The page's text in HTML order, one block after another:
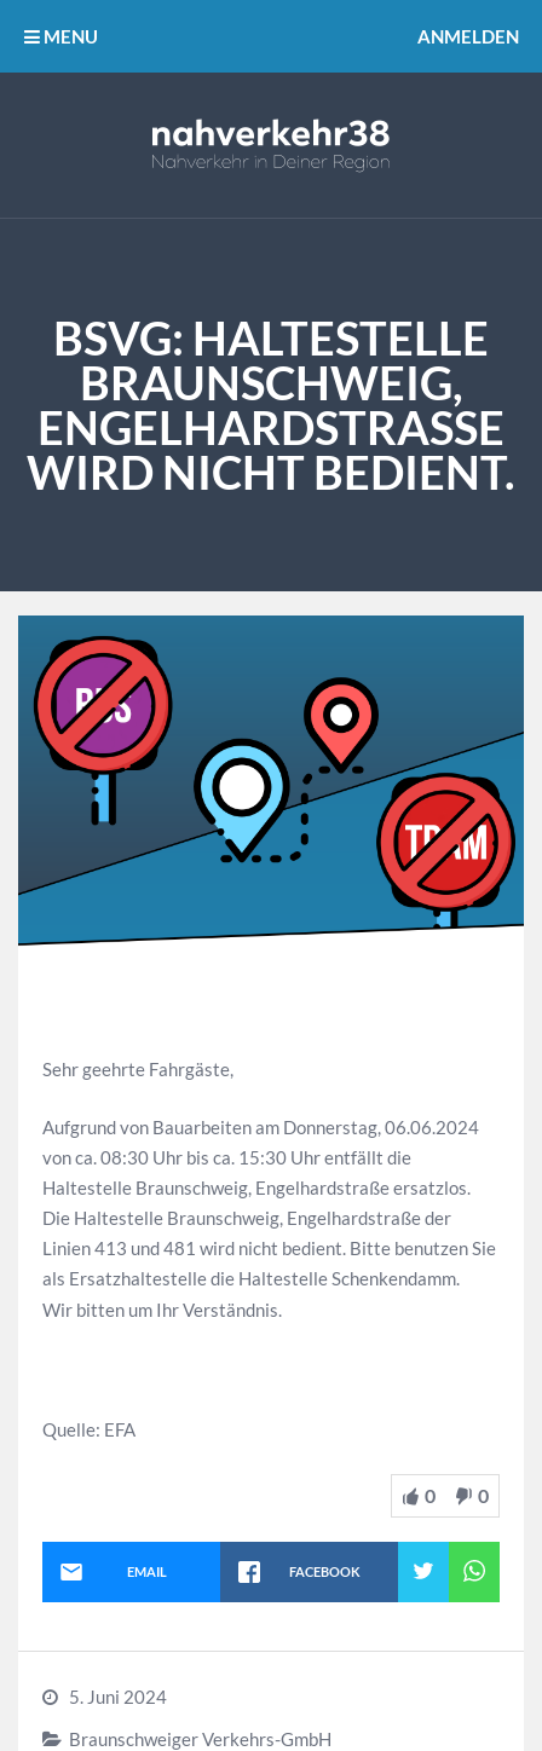
MENU ANMELDEN
BSVG: HALTESTELLE
BRAUNSCHWEIG,
ENGELHARDSTRASSE W
IRD NICHT BEDIENT.
Sehr geehrte Fahrgäste,
Aufgrund von Bauarbeiten am Donnerstag, 06.06.2024
von ca. 08:30 Uhr bis ca. 15:30 Uhr entfällt die
Haltestelle Braunschweig, Engelhardstraße ersatzlos.
Die Haltestelle Braunschweig, Engelhardstraße der
Linien 413 und 481 wird nicht bedient. Bitte benutzen Sie
als Ersatzhaltestelle die Haltestelle Schenkendamm.
Wir bitten um Ihr Verständnis.
Quelle: EFA
0 0
EMAIL FACEBOOK
5. Juni 2024
Braunschweiger Verkehrs-GmbH